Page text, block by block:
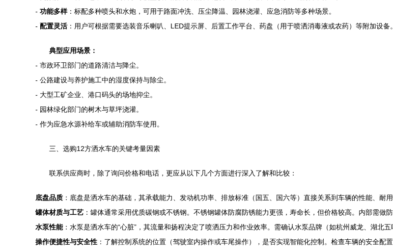
- 功能多样：标配多种喷头和水炮，可用于路面冲洗、压尘降温、园林浇灌、应急消防等多种场景。
- 配置灵活 ：用户可根据需要选装音乐喇叭、LED提示屏、后置工作平台、药盘（用于喷洒消毒液或农药）等附加设备。
典型应用场景：
- 市政环卫部门的道路清洁与降尘。
- 公路建设与养护施工中的湿度保持与除尘。
- 大型工矿企业、港口码头的场地抑尘。
- 园林绿化部门的树木与草坪浇灌。
- 作为应急水源补给车或辅助消防车使用。
三、选购12方洒水车的关键考量因素
联系供应商时，除了询问价格和电话，更应从以下几个方面进行深入了解和比较：
底盘品质 ：底盘是洒水车的基础，其承载能力、发动机功率、排放标准（国五、国六等）直接关系到车辆的性能、耐
罐体材质与工艺 ：罐体通常采用优质碳钢或不锈钢。不锈钢罐体防腐防锈能力更强，寿命长，但价格较高。内部需做
水泵性能：水泵是洒水车的“心脏”，其流量和扬程决定了喷洒压力和作业效率。需确认水泵品牌（如杭州威龙、湖北五
操作便捷性与安全性 ：了解控制系统的位置（驾驶室内操作或车尾操作），是否实现智能化控制。检查车辆的安全配